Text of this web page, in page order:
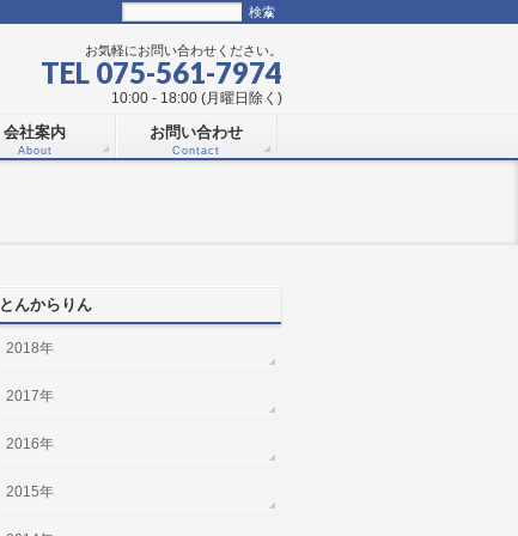
お気軽にお問い合わせください。
TEL 075-561-7974
10:00 - 18:00 (月曜日除く)
会社案内
About
お問い合わせ
Contact
とんからりん
2018年
2017年
2016年
2015年